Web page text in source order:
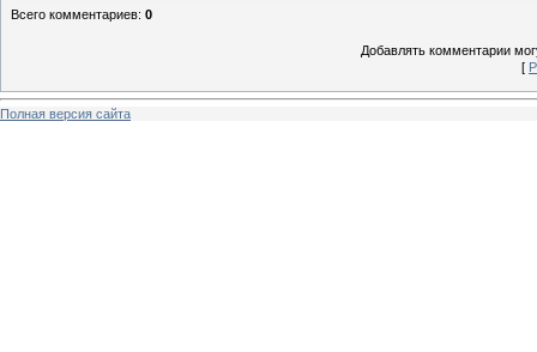
Всего комментариев: 0
Добавлять комментарии
[
Полная версия сайта